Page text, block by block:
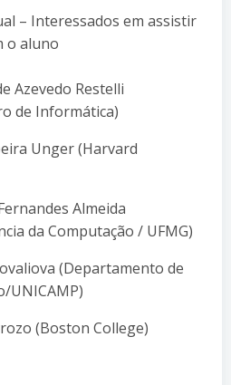
– Interessados em assistir
o aluno
Azevedo Restelli
de Informática)
Unger (Harvard
Almeida
da Computação / UFMG)
(Departamento de
UNICAMP)
(Boston College)